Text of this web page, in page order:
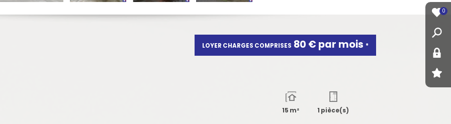
0
LOYER CHARGES COMPRISES 80 € par mois *
15 m² 1 pièce(s)